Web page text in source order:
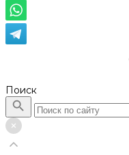
Поиск